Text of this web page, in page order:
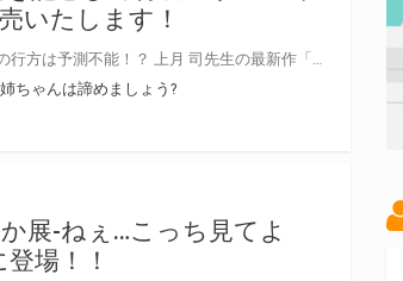
いたします！
ちゃんは諦めましょう?
展-ねぇ…こっち見てよ
場！！